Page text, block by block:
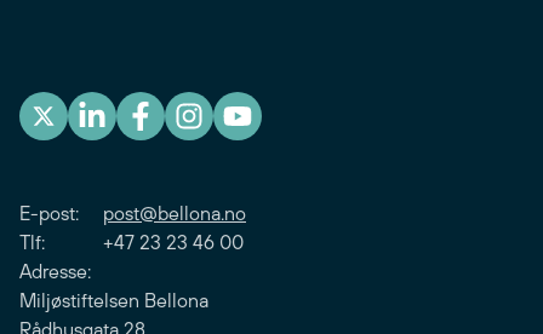
E-post: post@bellona.no
Tlf: +47 23 23 46 00
Adresse:
Miljøstiftelsen Bellona
Rådhusgata 28